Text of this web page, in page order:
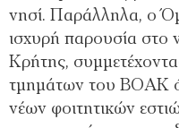
νησί. Παράλληλα, ο
ισχυρή παρουσία στο
Κρήτης,
τμημάτων του ΒΟΑΚ
νέων φοιτητικών